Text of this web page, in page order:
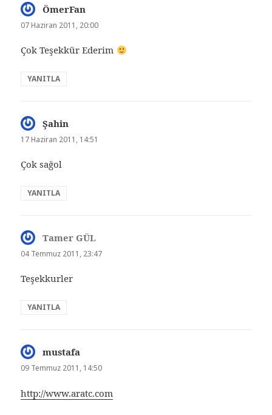
ÖmerFan
ki:
07 Haziran 2011, 20:00
Çok Teşekkür Ederim
YANITLA
Şahin
ki:
17 Haziran 2011, 14:51
Çok sağol
YANITLA
Tamer GÜL
ki:
04 Temmuz 2011, 23:47
Teşekkurler
YANITLA
mustafa
ki:
09 Temmuz 2011, 14:50
http://www.aratc.com